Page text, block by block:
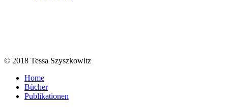
© 2018 Tessa Szyszkowitz
Home
Bücher
Publikationen